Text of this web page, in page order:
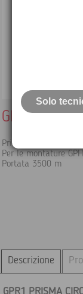
GPR1
Prisma circolare di
Per le montature
Portata 3500 m
Descrizione
GPR1 PRISMA
Solo